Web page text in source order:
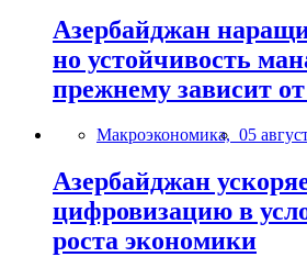
Азербайджан
но устойчивость
прежнему зависит
Макроэкономика, 05
Азербайджан
цифровизацию в
роста экономики